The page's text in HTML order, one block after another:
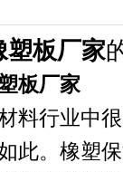
塑板厂家
板厂家
料行业中
此。橡塑